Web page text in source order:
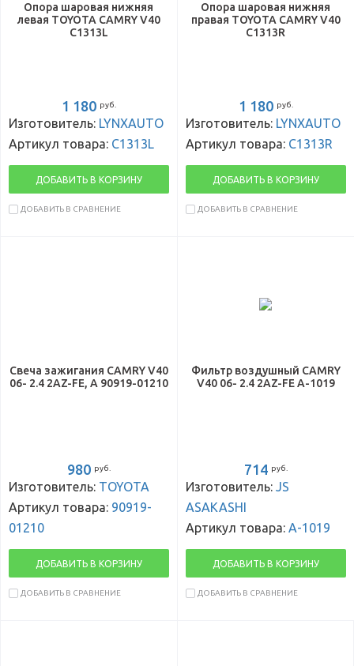
Опора шаровая нижняя
левая TOYOTA CAMRY V40
C1313L
1 180 руб.
Изготовитель: LYNXAUTO
Артикул товара: C1313L
ДОБАВИТЬ В КОРЗИНУ
ДОБАВИТЬ В СРАВНЕНИЕ
Опора шаровая нижняя
правая TOYOTA CAMRY V40
C1313R
1 180 руб.
Изготовитель: LYNXAUTO
Артикул товара: C1313R
ДОБАВИТЬ В КОРЗИНУ
ДОБАВИТЬ В СРАВНЕНИЕ
Свеча зажигания CAMRY V40
06- 2.4 2AZ-FE, A 90919-01210
980 руб.
Изготовитель: TOYOTA
Артикул товара: 90919-
01210
ДОБАВИТЬ В КОРЗИНУ
ДОБАВИТЬ В СРАВНЕНИЕ
Фильтр воздушный CAMRY
V40 06- 2.4 2AZ-FE A-1019
714 руб.
Изготовитель: JS
ASAKASHI
Артикул товара: A-1019
ДОБАВИТЬ В КОРЗИНУ
ДОБАВИТЬ В СРАВНЕНИЕ